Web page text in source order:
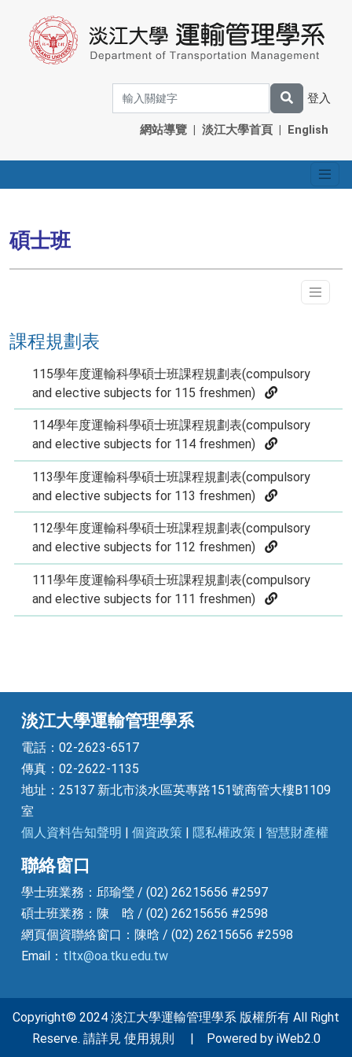
登入
網站導覽 | 淡江大學首頁 | English
碩士班
課程規劃表
115學年度運輸科學碩士班課程規劃表(compulsory
and elective subjects for 115 freshmen)
114學年度運輸科學碩士班課程規劃表(compulsory
and elective subjects for 114 freshmen)
113學年度運輸科學碩士班課程規劃表(compulsory
and elective subjects for 113 freshmen)
112學年度運輸科學碩士班課程規劃表(compulsory
and elective subjects for 112 freshmen)
111學年度運輸科學碩士班課程規劃表(compulsory
and elective subjects for 111 freshmen)
淡江大學運輸管理學系
電話：02-2623-6517
傳真：02-2622-1135
地址：25137 新北市淡水區英專路151號商管大樓B1109
室
個人資料告知聲明
個資政策 隱私權政策 智慧財產權
聯絡窗口
學士班業務：邱瑜瑩 / (02) 26215656 #2597
碩士班業務：陳 晗 / (02) 26215656 #2598
網頁個資聯絡窗口：陳晗 / (02) 26215656 #2598
Email： tltx@oa.tku.edu.tw
Copyright© 2024 淡江大學運輸管理學系 版權所有 All Right
Reserve. 請詳見 使用規則 | Powered by iWeb2.0